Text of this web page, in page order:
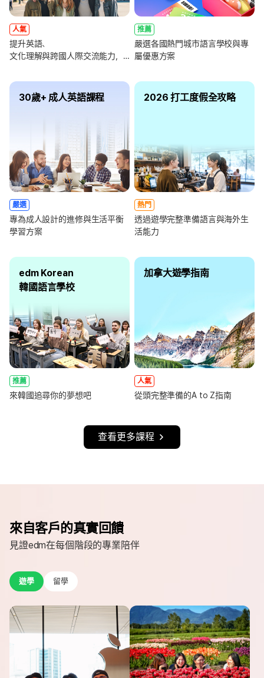
人氣
提升英語、
文化理解與跨國人際交流能力，
推薦
嚴選各國熱門城市語言學校與專
屬優惠方案
30歲+ 成人英語課程
嚴選
專為成人設計的進修與生活平衡
學習方案
2026 打工度假全攻略
熱門
透過遊學完整準備語言與海外生
活能力
edm Korean
韓國語言學校
推薦
來韓國追尋你的夢想吧
加拿大遊學指南
人氣
從頭完整準備的A to Z指南
查看更多課程
來自客戶的真實回饋
見證edm在每個階段的專業陪伴
遊學 留學